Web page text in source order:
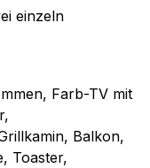
einzeln
Farb-TV mit
Balkon,
Toaster,